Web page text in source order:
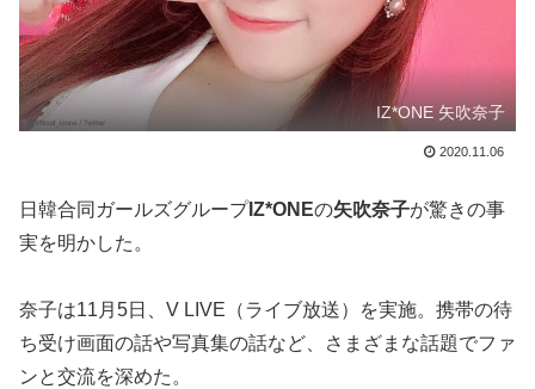
IZ*ONE 矢吹奈子
2020.11.06
日韓合同ガールズグループIZ*ONEの矢吹奈子が驚きの事
実を明かした。
奈子は11月5日、V LIVE（ライブ放送）を実施。携帯の待
ち受け画面の話や写真集の話など、さまざまな話題でファ
ンと交流を深めた。